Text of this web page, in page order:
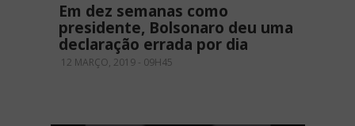
Em dez semanas como
presidente, Bolsonaro deu uma
declaração errada por dia
12 MARÇO, 2019 - 09H45